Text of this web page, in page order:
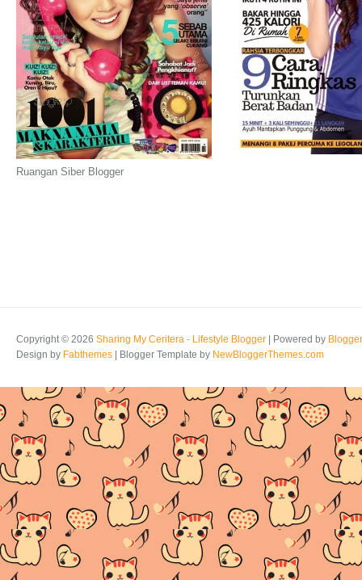
Ruangan Siber Blogger
Copyright © 2026 Sharing My Ceritera - Lifestyle Blogger | Powered by Blogger
Design by Fabthemes | Blogger Template by NewBloggerThemes.com